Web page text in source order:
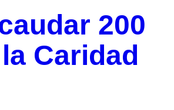
200
Caridad